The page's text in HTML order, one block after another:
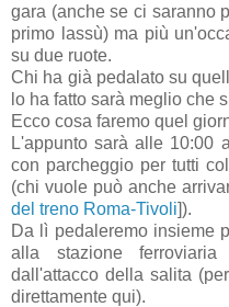
gara (anche se ci saranno
primo lassù) ma più
su due ruote.
Chi ha già pedalato su
lo ha fatto sarà meglio che
Ecco cosa faremo quel
L'appunto sarà alle 10:00
con parcheggio per tutti
(chi vuole può anche
del treno Roma-Tivoli]).
Da lì pedaleremo insieme
alla stazione
dall'attacco della salita
direttamente qui).